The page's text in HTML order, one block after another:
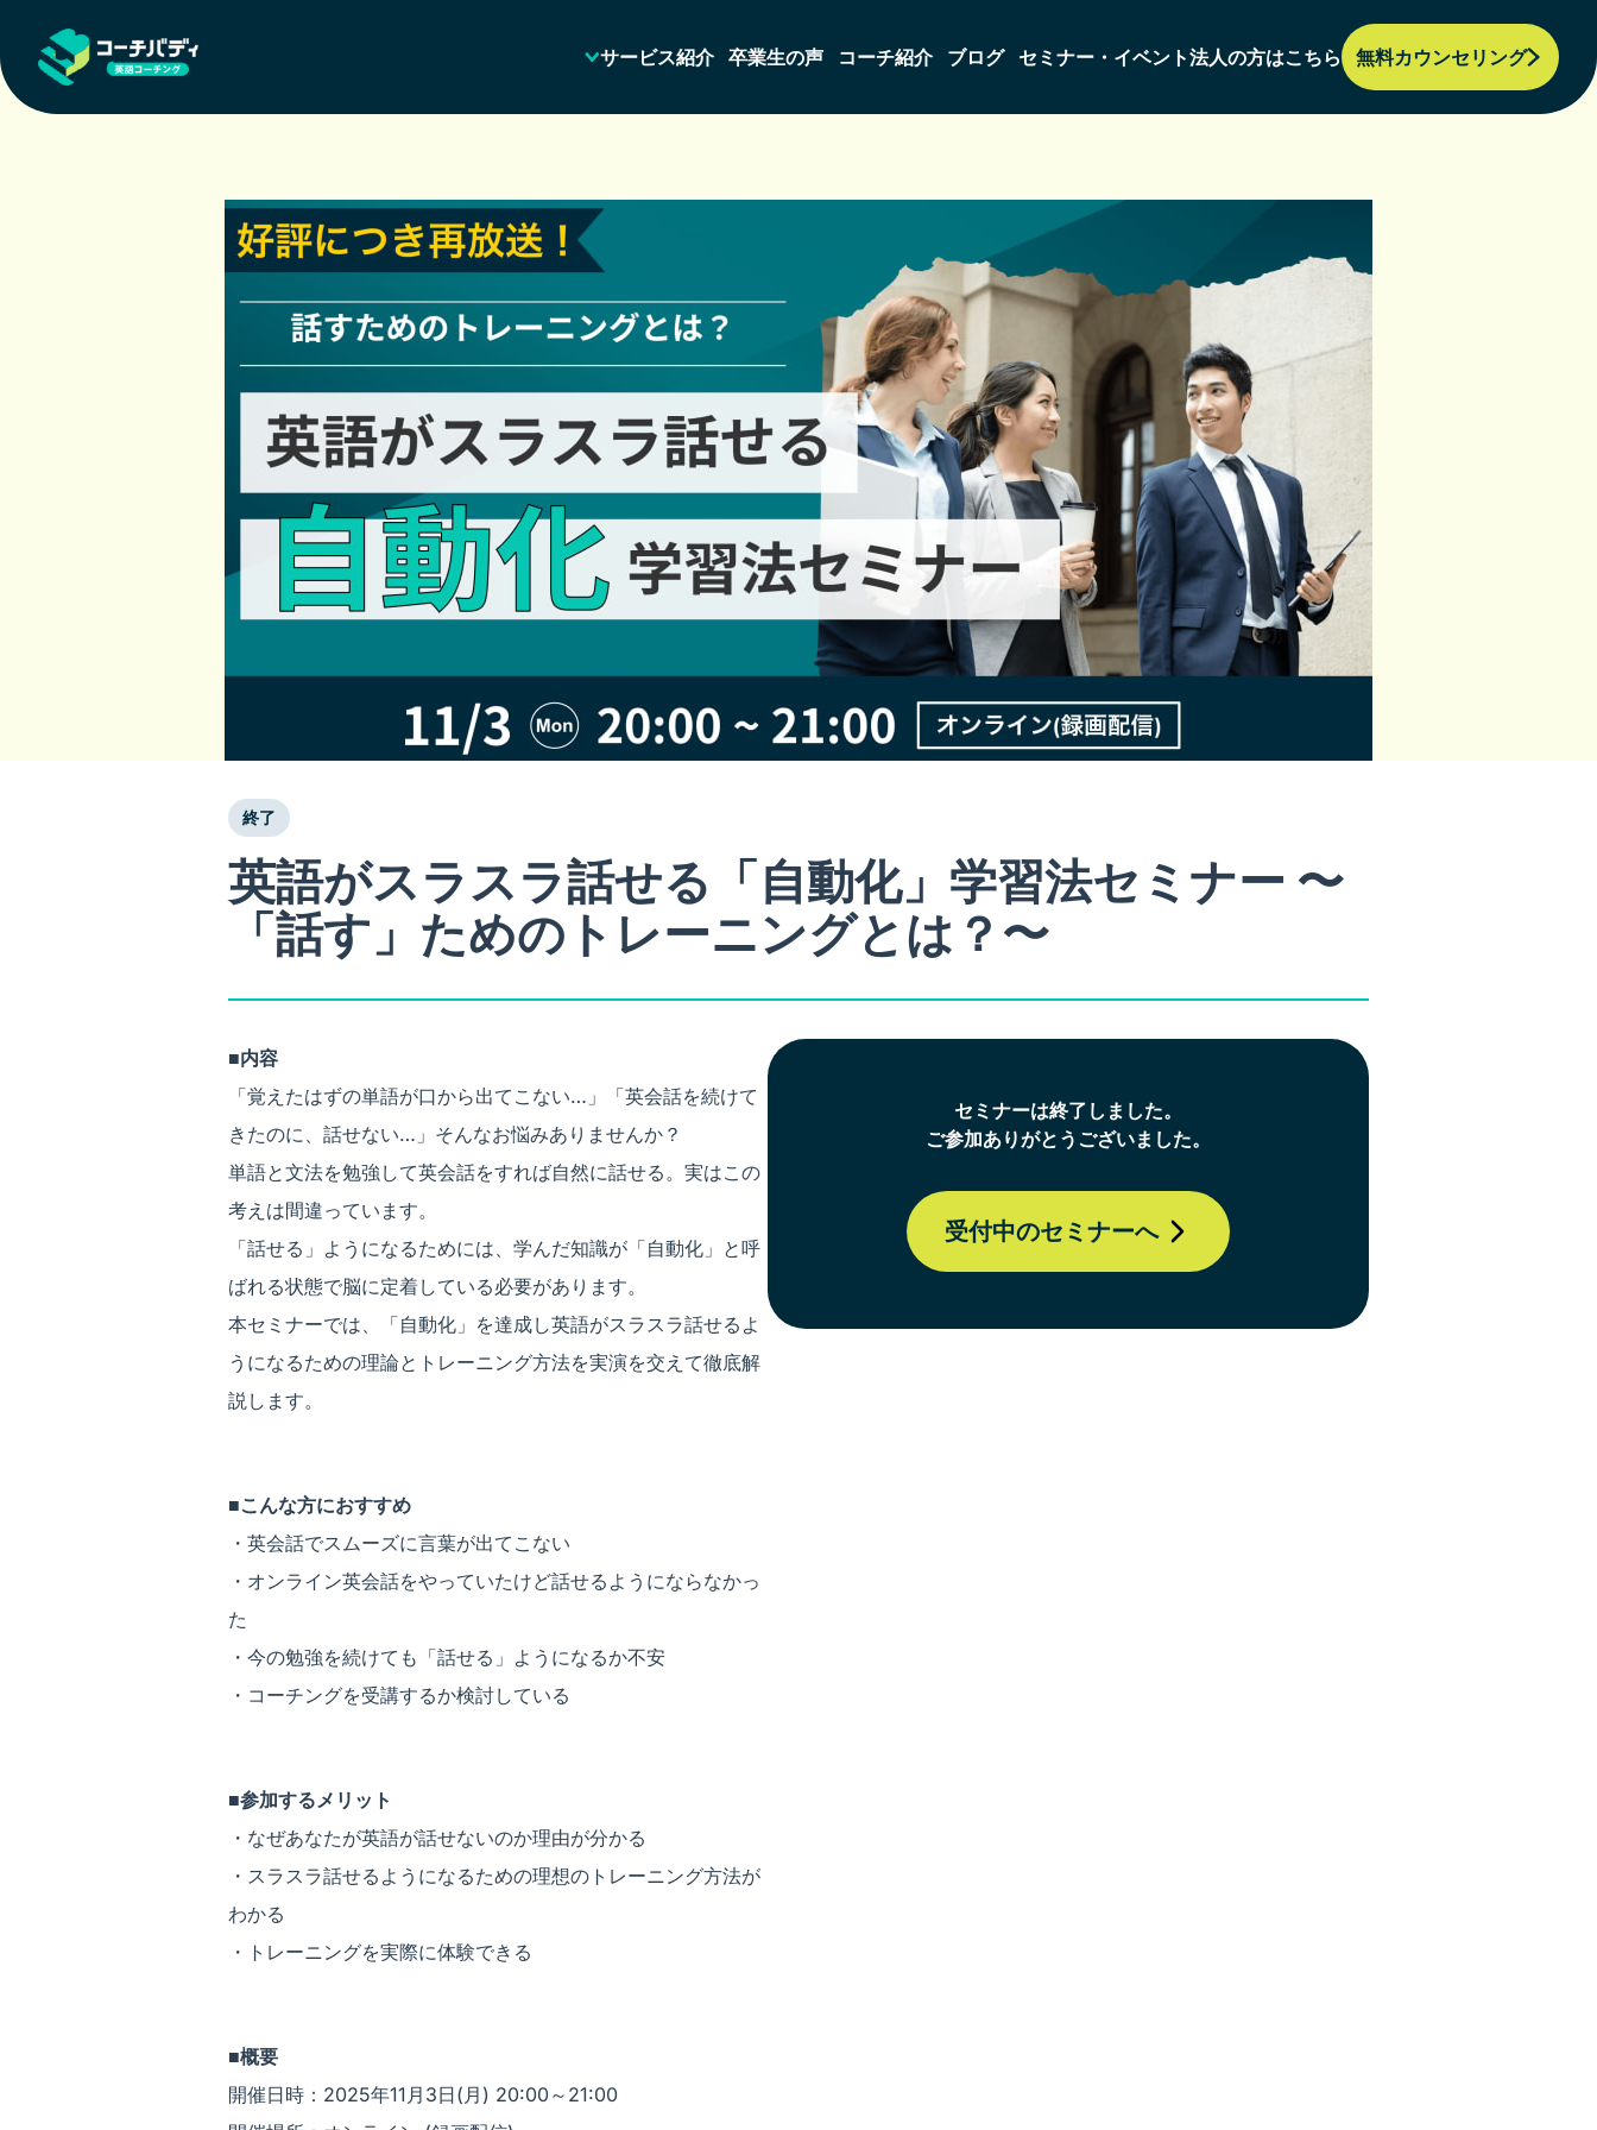
サービス紹介 卒業生の声 コーチ紹介 ブログ セミナー・イベント法人の方はこちら 無料カウンセリング
終了
英語がスラスラ話せる「自動化」学習法セミナー 〜
「話す」ためのトレーニングとは？〜
■内容
「覚えたはずの単語が口から出てこない…」「英会話を続けて
きたのに、話せない…」そんなお悩みありませんか？
単語と文法を勉強して英会話をすれば自然に話せる。実はこの
考えは間違っています。
「話せる」ようになるためには、学んだ知識が「自動化」と呼
ばれる状態で脳に定着している必要があります。
本セミナーでは、「自動化」を達成し英語がスラスラ話せるよ
うになるための理論とトレーニング方法を実演を交えて徹底解
説します。
■こんな方におすすめ
・英会話でスムーズに言葉が出てこない
・オンライン英会話をやっていたけど話せるようにならなかっ
た
・今の勉強を続けても「話せる」ようになるか不安
・コーチングを受講するか検討している
■参加するメリット
・なぜあなたが英語が話せないのか理由が分かる
・スラスラ話せるようになるための理想のトレーニング方法が
わかる
・トレーニングを実際に体験できる
■概要
開催日時：2025年11月3日(月) 20:00～21:00
セミナーは終了しました。
ご参加ありがとうございました。
受付中のセミナーへ